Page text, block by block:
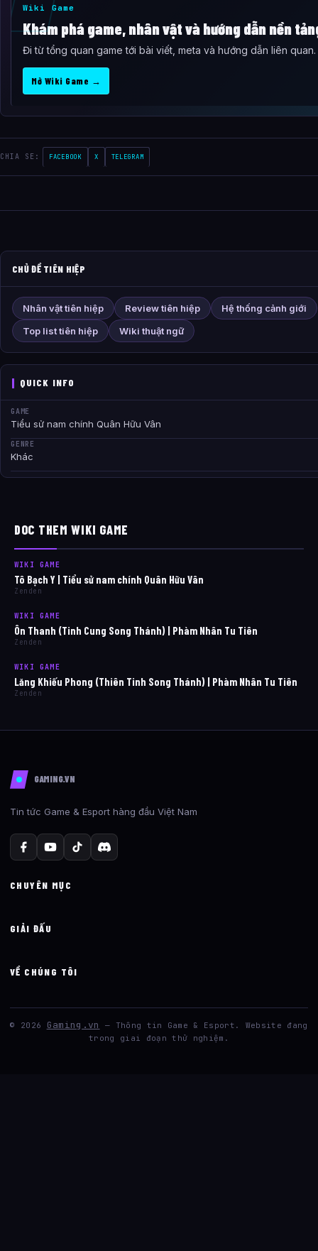
Wiki Game
Khám phá game, nhân vật và hướng dẫn nền
Đi từ tổng quan game tới bài viết, meta và hướng dẫn liên quan.
Mở Wiki Game →
CHIA SE: FACEBOOK X TELEGRAM
CHỦ ĐỀ TIÊN HIỆP
Nhân vật tiên hiệp Review tiên hiệp
Hệ thống cảnh giới
Top list tiên hiệp
Wiki thuật ngữ
QUICK INFO
GAME
Tiểu sử nam chính Quân Hữu Vân
GENRE
Khác
DOC THEM WIKI GAME
WIKI GAME
Tô Bạch Y | Tiểu sử nam chính Quân Hữu Vân
Zenden
WIKI GAME
Ôn Thanh (Tinh Cung Song Thánh) | Phàm Nhân Tu Tiên
Zenden
WIKI GAME
Lăng Khiếu Phong (Thiên Tinh Song Thánh) | Phàm Nhân Tu Tiên
Zenden
GAMING.VN
Tin tức Game & Esport hàng đầu Việt Nam
CHUYÊN MỤC
GIẢI ĐẤU
VỀ CHÚNG TÔI
© 2026 Gaming.vn
— Thông tin Game & Esport. Website đang
trong giai đoạn thử nghiệm.